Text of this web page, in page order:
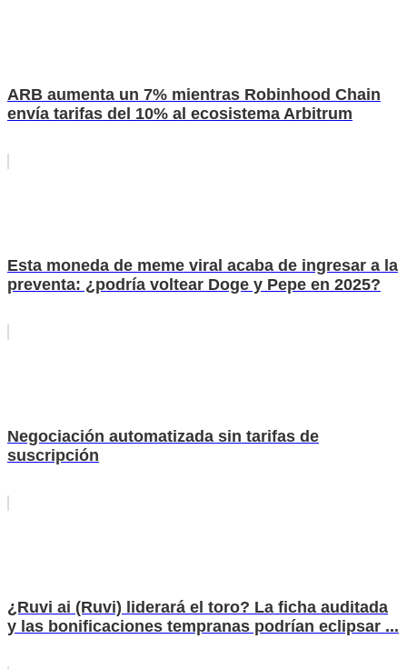
ARB aumenta un 7% mientras Robinhood Chain
envía tarifas del 10% al ecosistema Arbitrum
Esta moneda de meme viral acaba de ingresar a la
preventa: ¿podría voltear Doge y Pepe en 2025?
Negociación automatizada sin tarifas de
suscripción
¿Ruvi ai (Ruvi) liderará el toro? La ficha auditada
y las bonificaciones tempranas podrían eclipsar ...